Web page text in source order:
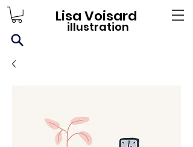
Lisa Voisard
illustration